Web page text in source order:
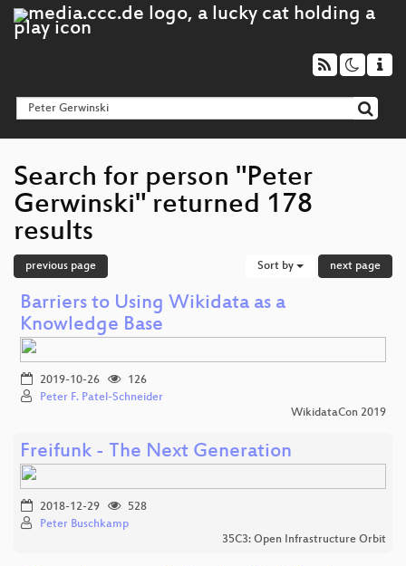
Search for person "Peter
Gerwinski" returned 178
results
previous page Sort by next page
Barriers to Using Wikidata as a
Knowledge Base
2019-10-26
126
Peter F. Patel-Schneider
WikidataCon 2019
Freifunk - The Next Generation
2018-12-29
528
Peter Buschkamp
35C3: Open Infrastructure Orbit